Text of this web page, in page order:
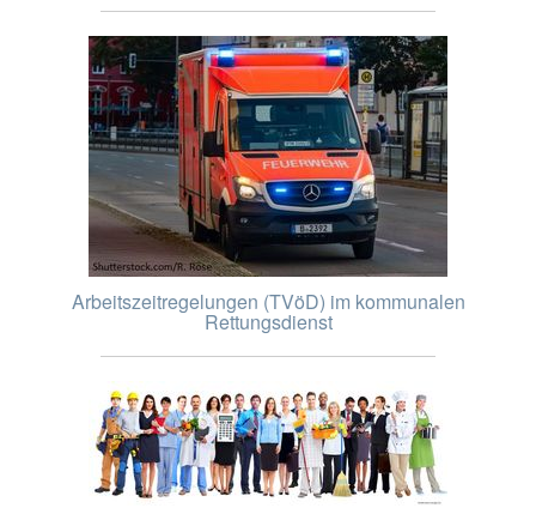
Arbeitszeitregelungen (TVöD) im kommunalen
Rettungsdienst